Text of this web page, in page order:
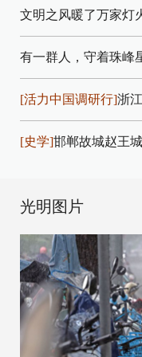
文明之风暖了万家灯
有一群人，守着珠峰
[活力中国调研行]浙
[史学]邯郸故城赵王
光明图片